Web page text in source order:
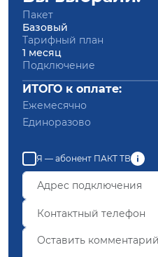
Пакет
Базовый
Тарифный план
1 месяц
Подключение
ИТОГО к оплате:
Ежемесячно
Единоразово
Я — абонент ПАКТ ТВ